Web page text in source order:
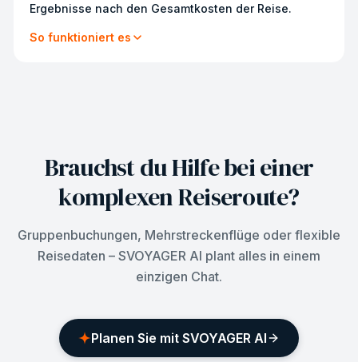
Ergebnisse nach den Gesamtkosten der Reise.
So funktioniert es
Brauchst du Hilfe bei einer
komplexen Reiseroute?
Gruppenbuchungen, Mehrstreckenflüge oder flexible
Reisedaten – SVOYAGER AI plant alles in einem
einzigen Chat.
Planen Sie mit SVOYAGER AI